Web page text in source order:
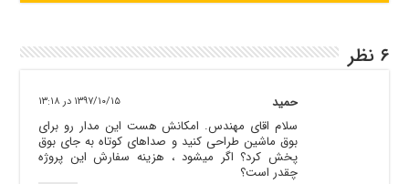
۶ نظر
حمید ۱۳۹۷/۱۰/۱۵ در ۱۳:۱۸
سلام اقای مهندس. امکانش هست این مدار رو برای
بوق ماشین طراحی کنید و صداهای کوتاه به جای بوق
پخش کرد؟ اگر میشود ، هزینه سفارش این پروژه
چقدر است؟